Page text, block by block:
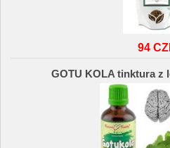
94
GOTU KOLA tinktura z